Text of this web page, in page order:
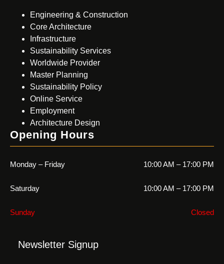
Engineering & Construction
Core Architecture
Infrastructure
Sustainability Services
Worldwide Provider
Master Planning
Sustainability Policy
Online Service
Employment
Architecture Design
Opening Hours
Monday – Friday 10:00 AM – 17:00 PM
Saturday 10:00 AM – 17:00 PM
Sunday Closed
Newsletter Signup